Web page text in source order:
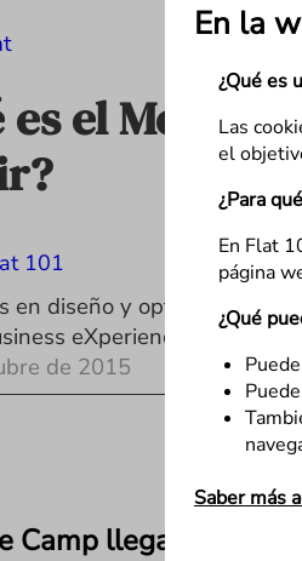
En la
¿Qué es
Las
el
¿Para
En Flat
página
¿Qué
Saber más
es el
101
en diseño y optimización
eXperience
de 2015
Camp llega a